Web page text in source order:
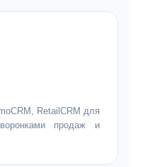
RetailCRM для
продаж и